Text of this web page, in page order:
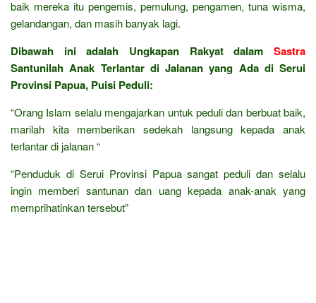
baik mereka itu pengemis, pemulung, pengamen, tuna wisma,
gelandangan, dan masih banyak lagi.
Dibawah ini adalah Ungkapan Rakyat dalam Sastra
Santunilah Anak Terlantar di Jalanan yang Ada di Serui
Provinsi Papua, Puisi Peduli:
“Orang Islam selalu mengajarkan untuk peduli dan berbuat baik,
marilah kita memberikan sedekah langsung kepada anak
terlantar di jalanan “
“Penduduk di Serui Provinsi Papua sangat peduli dan selalu
ingin memberi santunan dan uang kepada anak-anak yang
memprihatinkan tersebut”